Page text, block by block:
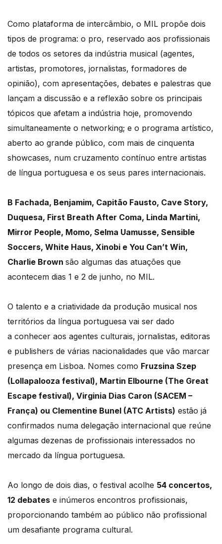
Como plataforma de intercâmbio, o MIL propõe dois
tipos de programa: o pro, reservado aos profissionais
de todos os setores da indústria musical (agentes,
artistas, promotores, jornalistas, formadores de
opinião), com apresentações, debates e palestras que
lançam a discussão e a reflexão sobre os principais
tópicos que afetam a indústria hoje, promovendo
simultaneamente o networking; e o programa artístico,
aberto ao grande público, com mais de cinquenta
showcases, num cruzamento contínuo entre artistas
de língua portuguesa e os seus pares internacionais.
B Fachada, Benjamim, Capitão Fausto, Cave Story,
Duquesa, First Breath After Coma, Linda Martini,
Mirror People, Momo, Selma Uamusse, Sensible
Soccers, White Haus, Xinobi e You Can’t Win,
Charlie Brown são algumas das atuações que
acontecem dias 1 e 2 de junho, no MIL.
O talento e a criatividade da produção musical nos
territórios da língua portuguesa vai ser dado
a conhecer aos agentes culturais, jornalistas, editoras
e publishers de várias nacionalidades que vão marcar
presença em Lisboa. Nomes como Fruzsina Szep
(Lollapalooza festival), Martin Elbourne (The Great
Escape festival), Virginia Dias Caron (SACEM –
França) ou Clementine Bunel (ATC Artists) estão já
confirmados numa delegação internacional que reúne
algumas dezenas de profissionais interessados no
mercado da língua portuguesa.
Ao longo de dois dias, o festival acolhe 54 concertos,
12 debates e inúmeros encontros profissionais,
proporcionando também ao público não profissional
um desafiante programa cultural.